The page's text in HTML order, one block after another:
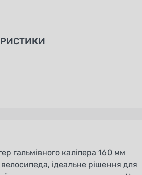
гальмівного каліпера 160 мм
ідеальне рішення для